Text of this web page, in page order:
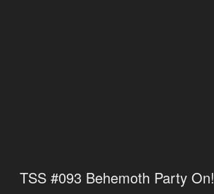
TSS #093 Behemoth Party On!